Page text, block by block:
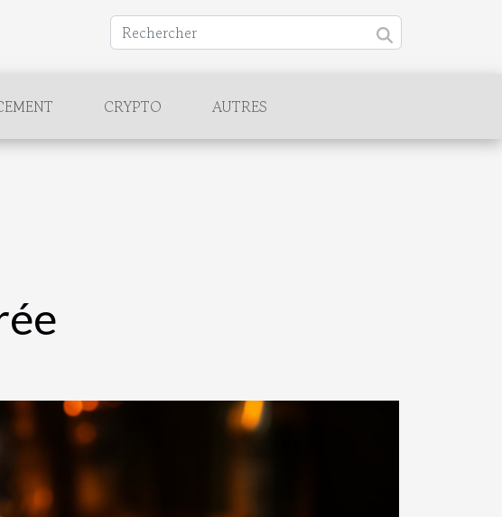
CRYPTO AUTRES